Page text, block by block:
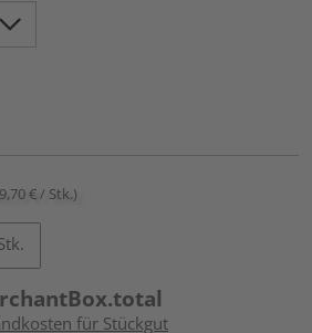
€ / Stk.)
für Stückgut